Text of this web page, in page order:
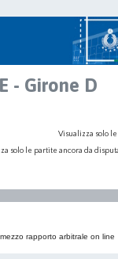
- Girone D
Visualizza solo
solo le partite ancora da
rapporto arbitrale on line